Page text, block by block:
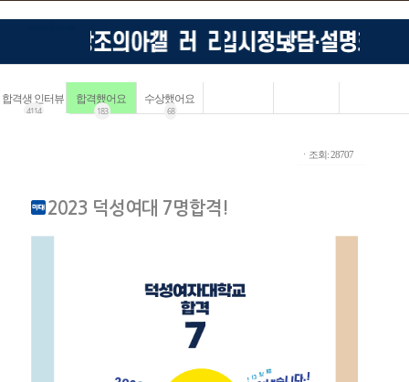
합격생 인터뷰
4114
합격했어요
183
수상했어요
68
ㆍ조회: 28707
2023 덕성여대 7명합격!